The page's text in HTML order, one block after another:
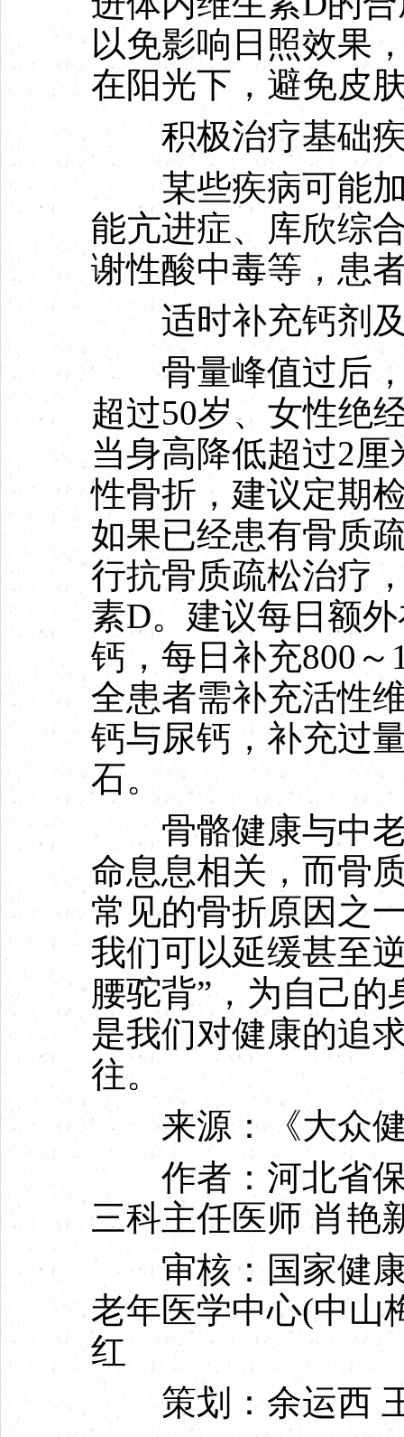
以免影响日照效果
在阳光下，避免皮
积极治疗基础
某些疾病可能加
能亢进症、库欣综
谢性酸中毒等，患
适时补充钙剂及
骨量峰值过后，
超过50岁、女性绝
当身高降低超过2
性骨折，建议定期
如果已经患有骨质
行抗骨质疏松治疗
素D。建议每日额
钙，每日补充800
全患者需补充活性
钙与尿钙，补充过
石。
骨骼健康与中老
命息息相关，而骨
常见的骨折原因之
我们可以延缓甚至
腰驼背”，为自己
是我们对健康的追
往。
来源：《大众健
作者：河北省保
三科主任医师 肖艳
审核：国家健康
老年医学中心(中山
红
策划：余运西